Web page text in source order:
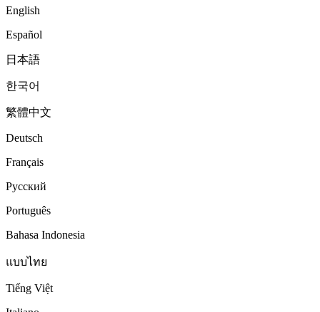
English
Español
日本語
한국어
繁體中文
Deutsch
Français
Русский
Português
Bahasa Indonesia
แบบไทย
Tiếng Việt